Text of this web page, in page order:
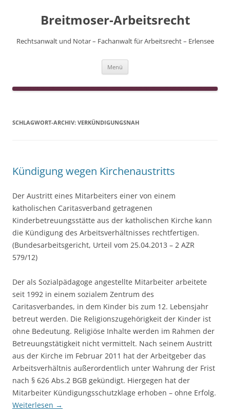
springenBreitmoser-Arbeitsrecht
Rechtsanwalt und Notar – Fachanwalt für Arbeitsrecht – Erlensee
Menü
SCHLAGWORT-ARCHIV: VERKÜNDIGUNGSNAH
Kündigung wegen Kirchenaustritts
Der Austritt eines Mitarbeiters einer von einem
katholischen Caritasverband getragenen
Kinderbetreuungsstätte aus der katholischen Kirche kann
die Kündigung des Arbeitsverhältnisses rechtfertigen.
(Bundesarbeitsgericht, Urteil vom 25.04.2013 – 2 AZR
579/12)
Der als Sozialpädagoge angestellte Mitarbeiter arbeitete
seit 1992 in einem sozialem Zentrum des
Caritasverbandes, in dem Kinder bis zum 12. Lebensjahr
betreut werden. Die Religionszugehörigkeit der Kinder ist
ohne Bedeutung. Religiöse Inhalte werden im Rahmen der
Betreuungstätigkeit nicht vermittelt. Nach seinem Austritt
aus der Kirche im Februar 2011 hat der Arbeitgeber das
Arbeitsverhältnis außerordentlich unter Wahrung der Frist
nach § 626 Abs.2 BGB gekündigt. Hiergegen hat der
Mitarbeiter Kündigungsschutzklage erhoben – ohne Erfolg.
Weiterlesen →